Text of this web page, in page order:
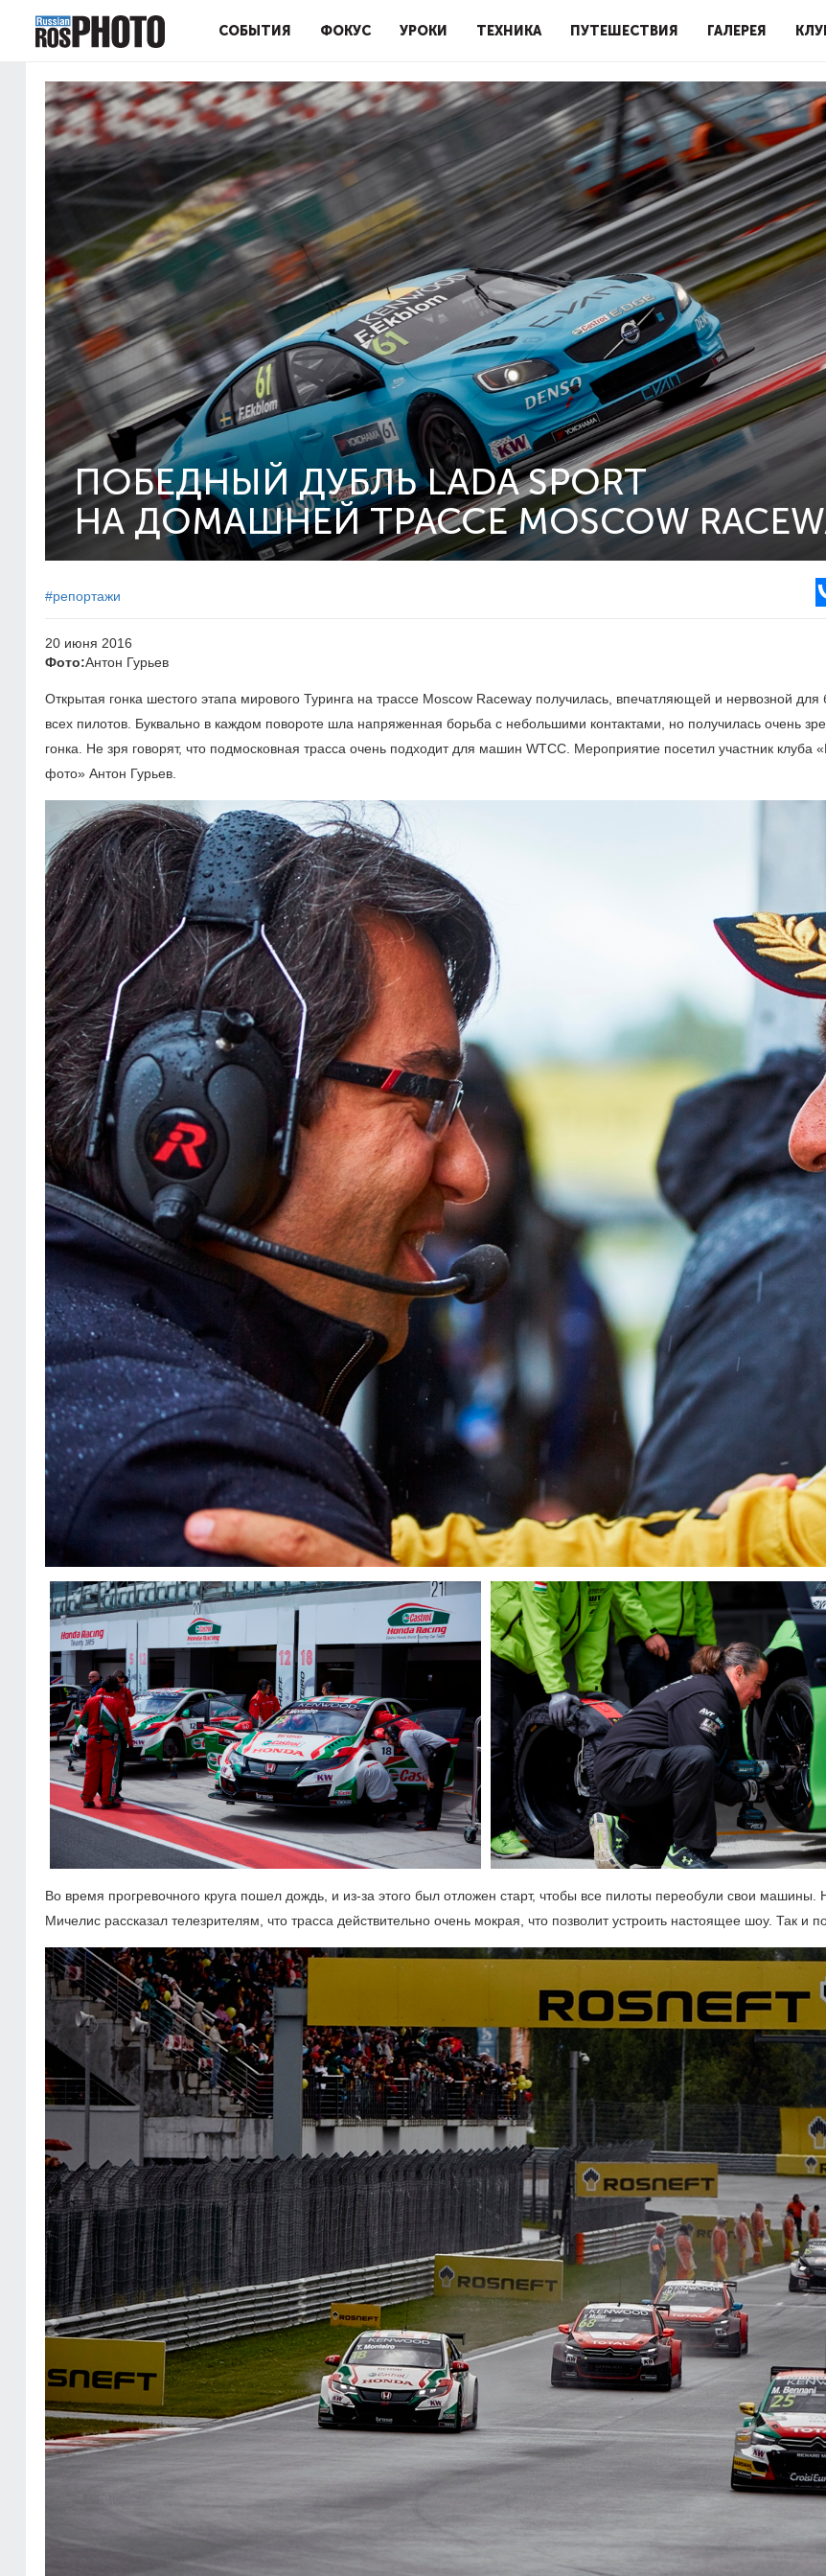
СОБЫТИЯ ФОКУС УРОКИ ТЕХНИКА ПУТЕШЕСТВИЯ ГАЛЕРЕЯ
ПОБЕДНЫЙ ДУБЛЬ LADA SPORT
НА ДОМАШНЕЙ ТРАССЕ MOSCOW
#репортажи
20 июня 2016
Фото:Антон Гурьев
Открытая гонка шестого этапа мирового Туринга на трассе Moscow Raceway получилась, впечатляющей и нервозной
всех пилотов. Буквально в каждом повороте шла напряженная борьба с небольшими контактами, но получилась очень
гонка. Не зря говорят, что подмосковная трасса очень подходит для машин WTCC. Мероприятие посетил участник клуба
фото» Антон Гурьев.
Во время прогревочного круга пошел дождь, и из-за этого был отложен старт, чтобы все пилоты переобули свои машины.
Мичелис рассказал телезрителям, что трасса действительно очень мокрая, что позволит устроить настоящее шоу. Так и